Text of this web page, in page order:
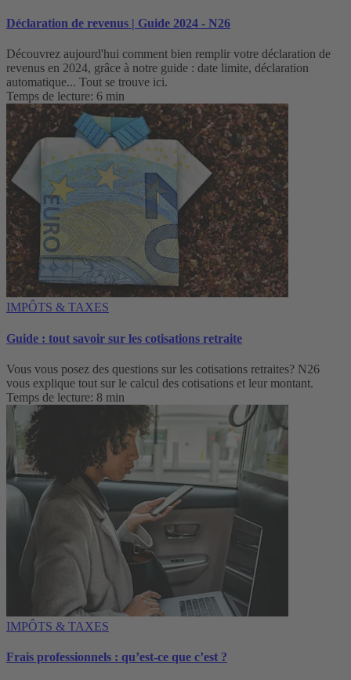
Déclaration de revenus | Guide 2024 - N26
Découvrez aujourd'hui comment bien remplir votre déclaration de
revenus en 2024, grâce à notre guide : date limite, déclaration
automatique... Tout se trouve ici.
Temps de lecture: 6 min
IMPÔTS & TAXES
Guide : tout savoir sur les cotisations retraite
Vous vous posez des questions sur les cotisations retraites? N26
vous explique tout sur le calcul des cotisations et leur montant.
Temps de lecture: 8 min
IMPÔTS & TAXES
Frais professionnels : qu’est-ce que c’est ?